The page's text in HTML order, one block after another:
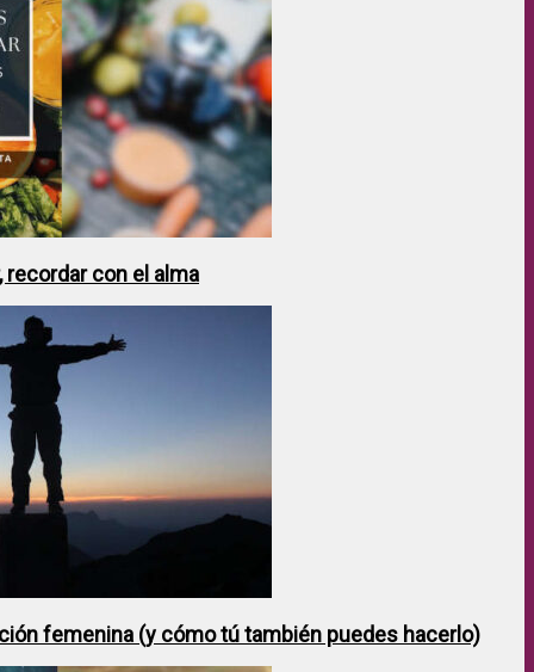
recordar con el alma
femenina (y cómo tú también puedes hacerlo)